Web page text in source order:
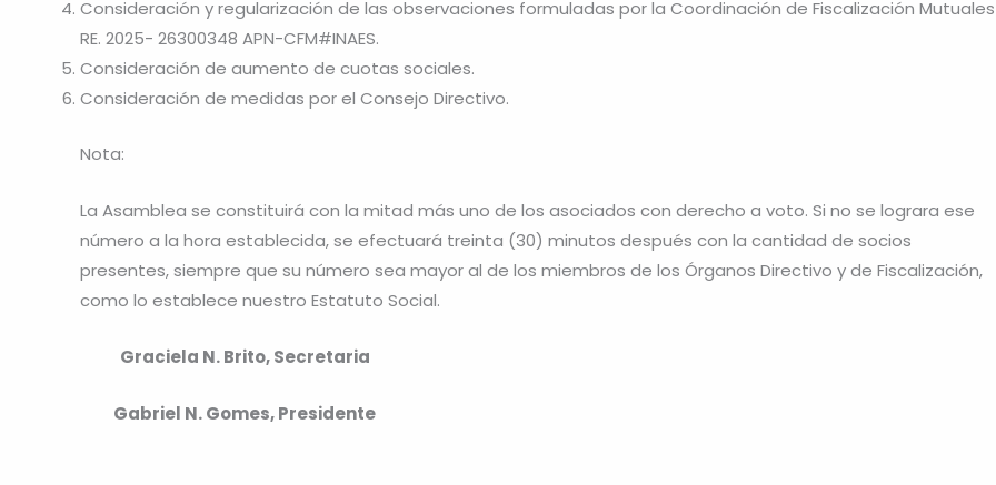
Consideración y regularización de las observaciones formuladas por la Coordinación de Fiscalización Mutuales
RE. 2025- 26300348 APN-CFM#INAES.
Consideración de aumento de cuotas sociales.
Consideración de medidas por el Consejo Directivo.
Nota:
La Asamblea se constituirá con la mitad más uno de los asociados con derecho a voto. Si no se lograra ese
número a la hora establecida, se efectuará treinta (30) minutos después con la cantidad de socios
presentes, siempre que su número sea mayor al de los miembros de los Órganos Directivo y de Fiscalización,
como lo establece nuestro Estatuto Social.
Graciela N. Brito, Secretaria
Gabriel N. Gomes, Presidente